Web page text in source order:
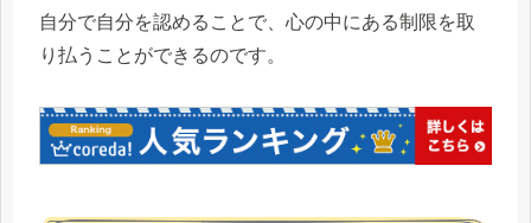
自分で自分を認めることで、心の中にある制限を取
り払うことができるのです。